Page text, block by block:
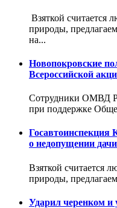
Взяткой считается
природы,
на...
Новопокровские
Всероссийской
Сотрудники ОМВД
при поддержке
Госавтоинспекция
о недопущении
Взяткой считается
природы,
Ударил черенком и